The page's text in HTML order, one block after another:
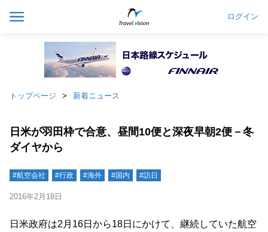
ログイン
トップページ 新着ニュース
日米が羽田枠で合意、昼間10便と深夜早朝2便－冬
ダイヤから
#航空会社 #行政 #海外 #国内 #訪日
2016年2月18日
日米政府は2月16日から18日にかけて、継続していた航空